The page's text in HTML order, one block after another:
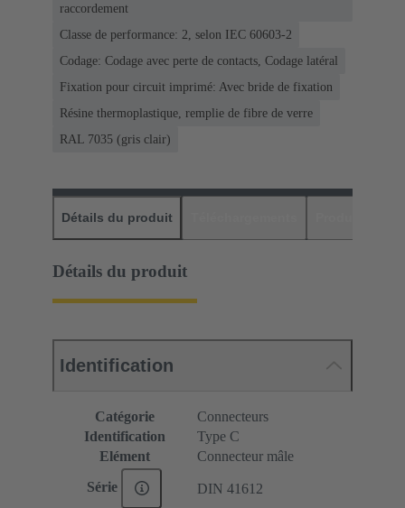
raccordement
Classe de performance: 2, selon IEC 60603-2
Codage: Codage avec perte de contacts, Codage latéral
Fixation pour circuit imprimé: Avec bride de fixation
Résine thermoplastique, remplie de fibre de verre
RAL 7035 (gris clair)
Détails du produit
Détails du produit
Identification
Catégorie
Connecteurs
Identification
Type C
Elément
Connecteur mâle
Série DIN 41612